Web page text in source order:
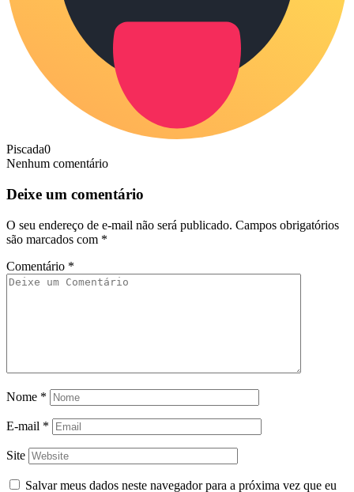
Piscada0
Nenhum comentário
Deixe um comentário
O seu endereço de e-mail não será publicado. Campos obrigatórios
são marcados com *
Comentário *
Nome *
E-mail *
Site
Salvar meus dados neste navegador para a próxima vez que eu